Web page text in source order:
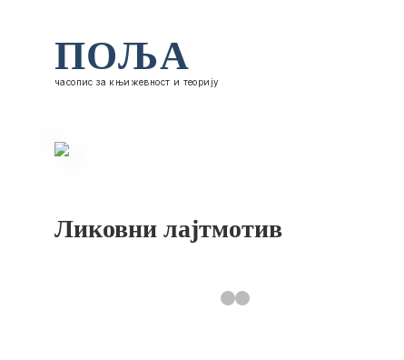
ПОЉА
часопис за књижевност и теорију
Ликовни лајтмотив